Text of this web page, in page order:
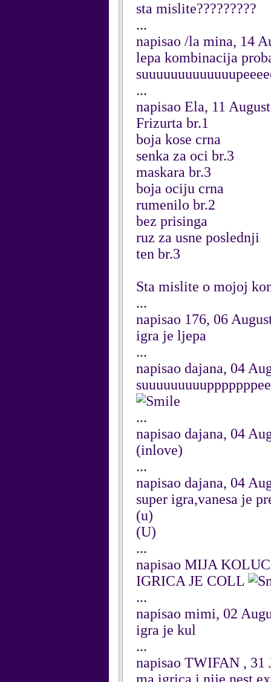
sta mislite?????????
...
napisao /la mina, 14
lepa kombinacija
...
napisao Ela, 11
Frizurta br.1
boja kose crna
senka za oci br.3
maskara br.3
boja ociju crna
rumenilo br.2
bez prisinga
ruz za usne poslednji
ten br.3
Sta mislite o mojoj
...
napisao 176, 06
igra je ljepa
...
napisao dajana, 04
...
napisao dajana, 04
(inlove)
...
napisao dajana, 04
super igra,vanesa je
(u)
(U)
...
napisao MIJA
IGRICA JE COLL
...
napisao mimi, 02
igra je kul
...
napisao TWIFAN , 31